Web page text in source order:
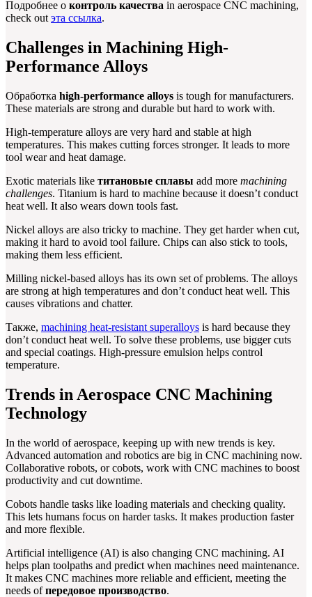
Подробнее о контроль качества in aerospace CNC machining,
check out эта ссылка.
Challenges in Machining High-
Performance Alloys
Обработка high-performance alloys is tough for manufacturers.
These materials are strong and durable but hard to work with.
High-temperature alloys are very hard and stable at high
temperatures. This makes cutting forces stronger. It leads to more
tool wear and heat damage.
Exotic materials like титановые сплавы add more machining
challenges. Titanium is hard to machine because it doesn’t conduct
heat well. It also wears down tools fast.
Nickel alloys are also tricky to machine. They get harder when cut,
making it hard to avoid tool failure. Chips can also stick to tools,
making them less efficient.
Milling nickel-based alloys has its own set of problems. The alloys
are strong at high temperatures and don’t conduct heat well. This
causes vibrations and chatter.
Также, machining heat-resistant superalloys is hard because they
don’t conduct heat well. To solve these problems, use bigger cuts
and special coatings. High-pressure emulsion helps control
temperature.
Trends in Aerospace CNC Machining
Technology
In the world of aerospace, keeping up with new trends is key.
Advanced automation and robotics are big in CNC machining now.
Collaborative robots, or cobots, work with CNC machines to boost
productivity and cut downtime.
Cobots handle tasks like loading materials and checking quality.
This lets humans focus on harder tasks. It makes production faster
and more flexible.
Artificial intelligence (AI) is also changing CNC machining. AI
helps plan toolpaths and predict when machines need maintenance.
It makes CNC machines more reliable and efficient, meeting the
needs ofпередовое производство.